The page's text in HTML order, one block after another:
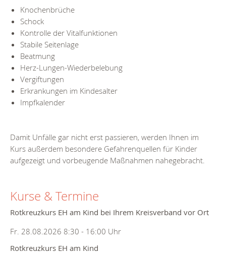
Knochenbrüche
Schock
Kontrolle der Vitalfunktionen
Stabile Seitenlage
Beatmung
Herz-Lungen-Wiederbelebung
Vergiftungen
Erkrankungen im Kindesalter
Impfkalender
Damit Unfälle gar nicht erst passieren, werden Ihnen im
Kurs außerdem besondere Gefahrenquellen für Kinder
aufgezeigt und vorbeugende Maßnahmen nahegebracht.
Kurse & Termine
Rotkreuzkurs EH am Kind bei Ihrem Kreisverband vor Ort
Fr. 28.08.2026 8:30 - 16:00 Uhr
Rotkreuzkurs EH am Kind